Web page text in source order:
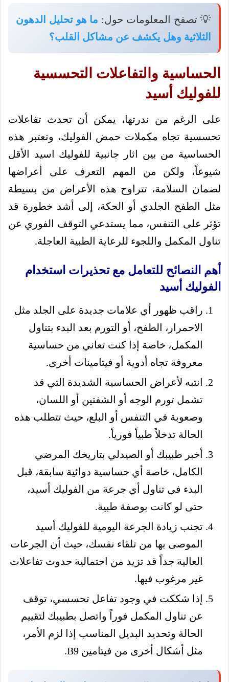
💡 تصفح المعلومات حول: ما هو تحليل الدهون
الثلاثية وهل يكشف عن مشاكل القلب؟
الحساسية والتفاعلات التحسسية
للفوليك أسيد
على الرغم من ندرتها، يمكن أن تحدث تفاعلات
تحسسية تجاه مكملات حمض الفوليك، وتعتبر هذه
الحساسية من بين اثار جانبية للفوليك اسيد الأقل
شيوعاً، ولكن من المهم التعرف على أعراضها
لضمان السلامة، تتراوح هذه الأعراض من بسيطة
مثل الطفح الجلدي أو الحكة، إلى أشد خطورة قد
تؤثر على التنفس، مما يستدعي التوقف الفوري عن
تناول المكمل واللجوء للرعاية الطبية العاجلة.
أهم النصائح للتعامل مع تحذيرات استخدام
الفوليك أسيد
راقب ظهور أي علامات جديدة على الجلد مثل
الاحمرار، الطفح، أو التورم بعد البدء بتناول
المكمل، خاصة إذا كنت تعاني من حساسية
معروفة تجاه أدوية أو فيتامينات أخرى.
انتبه لأعراض الحساسية الشديدة التي قد
تشمل تورم الوجه أو الشفتين أو اللسان،
وصعوبة في التنفس أو البلع، حيث تتطلب هذه
الحالة تدخلاً طبياً فورياً.
أخبر طبيبك أو الصيدلي بتاريخك المرضي
الكامل، خاصة أي حساسية دوائية سابقة، قبل
البدء في تناول أي جرعة من الفوليك أسيد،
حتى لو كانت بوصفة طبية.
تجنب زيادة الجرعة اليومية للفوليك أسيد
الموصى بها من تلقاء نفسك، حيث أن الجرعات
العالية جداً قد تزيد من احتمالية حدوث تفاعلات
غير مرغوب فيها.
إذا شككت في وجود تفاعل تحسسي، توقف
عن تناول المكمل فوراً واتصل بطبيبك لتقييم
الحالة وتحديد البديل المناسب إذا لزم الأمر،
مثل أشكال أخرى من فيتامين B9.